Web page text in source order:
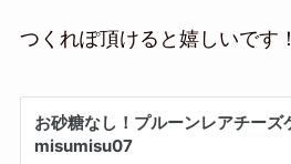
つくれぽ頂けると嬉しいです！